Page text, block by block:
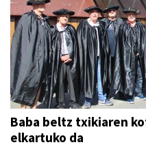
Baba beltz txikiaren
elkartuko da